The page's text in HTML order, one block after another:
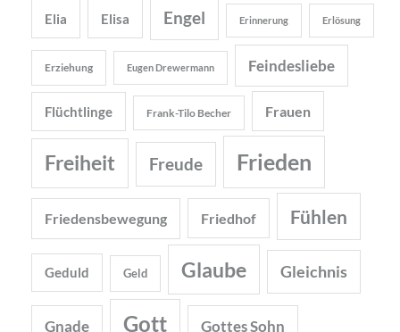
Elia Elisa Engel Erinnerung Erlösung
Erziehung Eugen Drewermann Feindesliebe
Flüchtlinge Frank-Tilo Becher Frauen
Freiheit Freude Frieden
Friedensbewegung Friedhof Fühlen
Geduld Geld Glaube Gleichnis
Gnade Gott Gottes Sohn